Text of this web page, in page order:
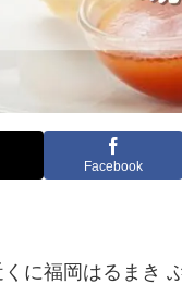
Facebook
に福岡はるまき